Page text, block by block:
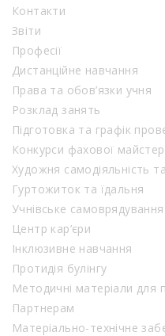
Контакти
Звіти
Професії
Дистанційне навчання
Права та обов’язки учня
Розклад занять
Підготовка та графік
Конкурси фахової
Художня самодіяльність
Гуртожиток та їдальня
Учнівське самоврядування
Центр кар’єри
Інклюзивне навчання
Протидія булінгу
Методичні матеріали для
Партнерам
Матеріально-технічне